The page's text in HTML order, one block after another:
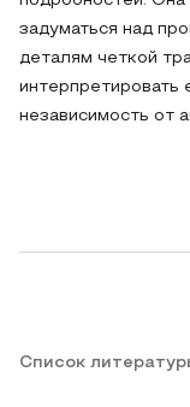
задуматься над
деталям четкой
интерпретировать
независимость от
Список